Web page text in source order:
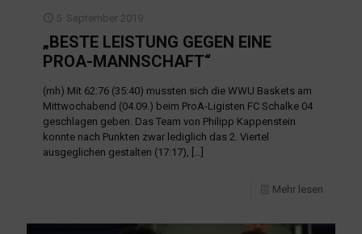
5. September 2019
„BESTE LEISTUNG GEGEN EINE
PROA-MANNSCHAFT“
(mh) Mit 62:76 (35:40) mussten sich die WWU Baskets am
Mittwochabend (04.09.) beim ProA-Ligisten FC Schalke 04
geschlagen geben. Das Team von Philipp Kappenstein
konnte nach Punkten zwar lediglich das 2. Viertel
ausgeglichen gestalten (17:17), […]
Mehr lesen